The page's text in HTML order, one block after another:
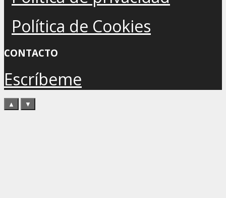
Política de Cookies
CONTACTO
Escríbeme
▲ ▼